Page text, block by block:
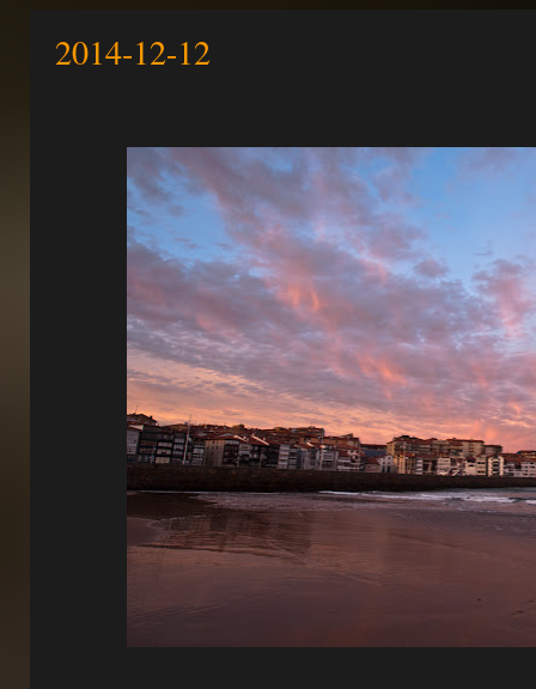
2014-12-12